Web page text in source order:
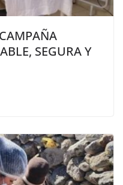
SEGURA Y